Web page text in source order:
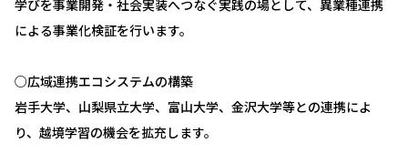
学びを事業開発・社会実装へつなぐ実践の場として、 異業種連携
による事業化検証を行います。
○広域連携エコシステムの構築
岩手大学、山梨県立大学、富山大学、金沢大学等との連携によ
り、 越境学習の機会を拡充します。